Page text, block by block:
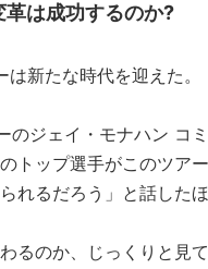
は成功するのか?
新たな時代を迎えた。
のジェイ・モナハン コ
トップ選手がこのツア
れるだろう」と話したほ
るのか、じっくりと見て